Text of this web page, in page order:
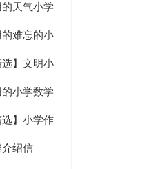
的天气小学
8篇
的难忘的小
选】文明小
字4篇
的小学数学
选】小学作
篇绍信